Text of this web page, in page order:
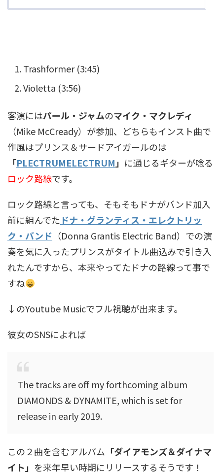
Trashformer (3:45)
Violetta (3:56)
客演にはパール・ジャムのマイク・マクレディ
（Mike McCready）が参加、どちらもインスト曲で
作風はプリンス＆サードアイガールのは
「PLECTRUMELECTRUM 」 に通じるギターが唸る
ロック路線です。
ロック路線と言っても、そもそもドナがバンド加入
前に組んでた ドナ・グランティス・エレクトリッ
ク・バンド （Donna Grantis Electric Band）での演
奏を気に入ったプリンスがタイトル曲込みで引き入
れたんですから、本来やってたドナの路線って事で
すね
↓のYoutube Musicでフル視聴が出来ます。
彼女のSNSによれば
The tracks are off my forthcoming album
DIAMONDS & DYNAMITE, which is set for
release in early 2019.
この２曲を含むアルバム 「ダイアモンズ＆ダイナマ
イト」 を来年早い時期にリリースするそうです！